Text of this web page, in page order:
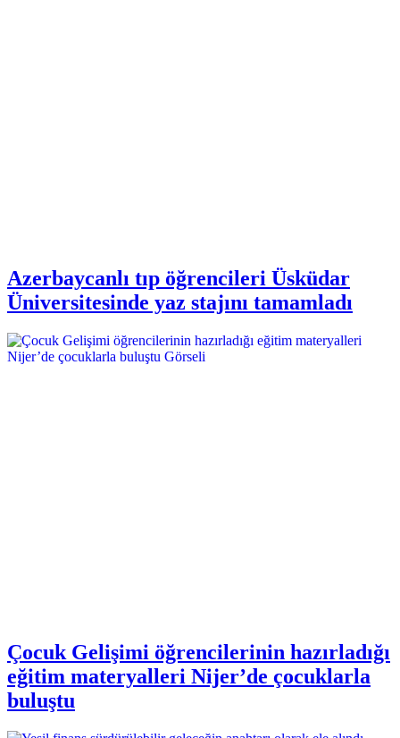
Azerbaycanlı tıp öğrencileri Üsküdar
Üniversitesinde yaz stajını tamamladı
Çocuk Gelişimi öğrencilerinin hazırladığı
eğitim materyalleri Nijer’de çocuklarla
buluştu